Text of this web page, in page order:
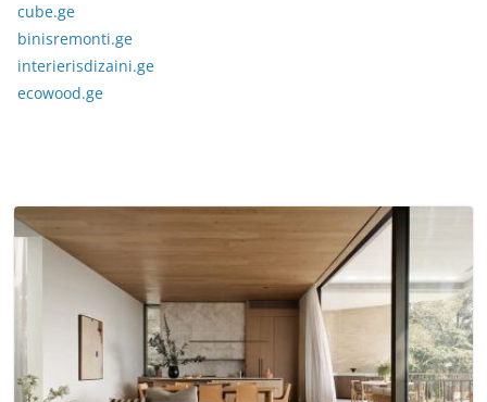
cube.ge
binisremonti.ge
interierisdizaini.ge
ecowood.ge